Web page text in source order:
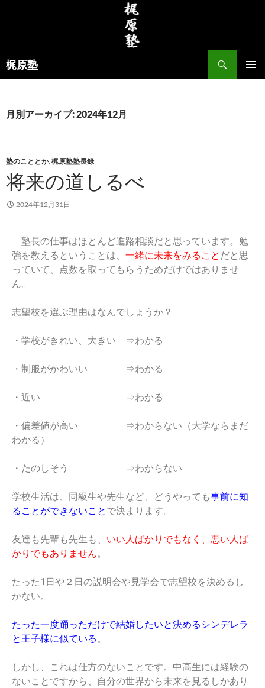
梶原塾
月別アーカイブ: 2024年12月
塾のこととか,梶原塾塾長録
将来の道しるべ
2024年12月31日
塾長の仕事はほとんど進路相談だと思っています。勉
強を教えるということは、 一緒に未来をみること だと思
っていて、点数を取ってもらうためだけではありませ
ん。
志望校を選ぶ理由はなんでしょうか？
・学校がきれい、大きい ⇒わかる
・制服がかわいい ⇒わかる
・近い ⇒わかる
・偏差値が高い ⇒わからない（大学ならまだ
わかる）
・たのしそう ⇒わからない
学校生活は、同級生や先生など、どうやっても事前に知
ることができないこと で決まります。
友達も先輩も先生も、 いい人ばかりでもなく、悪い人ば
かりでもありません。
たった1日や２日の説明会や見学会で志望校を決めるし
かない。
たった一度踊っただけで結婚したいと決めるシンデレラ
と王子様に似ている。
しかし、これは仕方のないことです。中高生には経験の
ないことですから、自分の世界から未来を見るしかあり